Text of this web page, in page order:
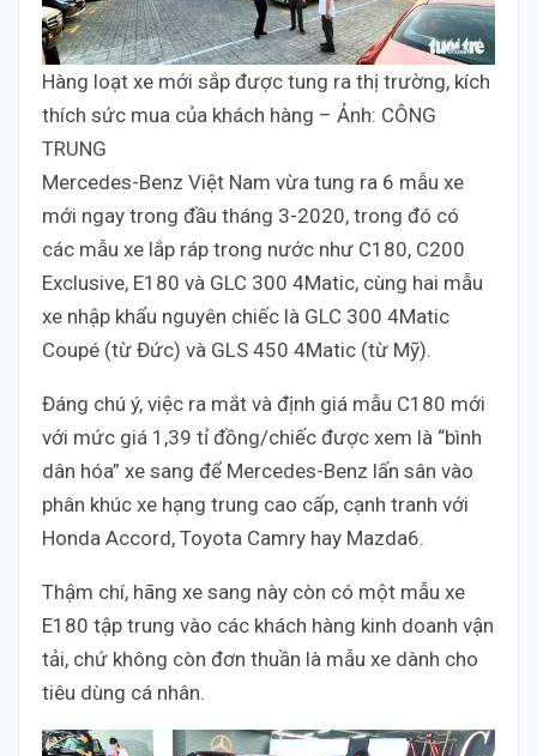
Hàng loạt xe mới sắp được tung ra thị trường, kích
thích sức mua của khách hàng – Ảnh: CÔNG
TRUNG
Mercedes-Benz Việt Nam vừa tung ra 6 mẫu xe
mới ngay trong đầu tháng 3-2020, trong đó có
các mẫu xe lắp ráp trong nước như C180, C200
Exclusive, E180 và GLC 300 4Matic, cùng hai mẫu
xe nhập khẩu nguyên chiếc là GLC 300 4Matic
Coupé (từ Đức) và GLS 450 4Matic (từ Mỹ).
Đáng chú ý, việc ra mắt và định giá mẫu C180 mới
với mức giá 1,39 tỉ đồng/chiếc được xem là “bình
dân hóa” xe sang để Mercedes-Benz lấn sân vào
phân khúc xe hạng trung cao cấp, cạnh tranh với
Honda Accord, Toyota Camry hay Mazda6.
Thậm chí, hãng xe sang này còn có một mẫu xe
E180 tập trung vào các khách hàng kinh doanh vận
tải, chứ không còn đơn thuần là mẫu xe dành cho
tiêu dùng cá nhân.